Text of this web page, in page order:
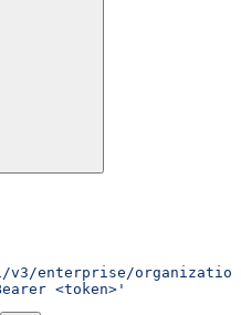
enterprise/
<token>'